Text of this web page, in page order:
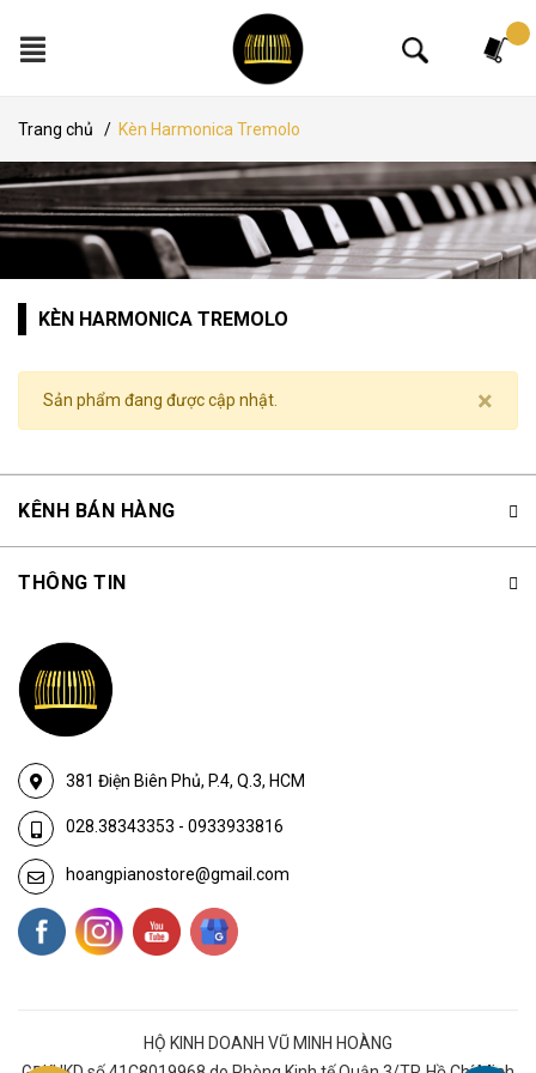
Trang chủ / Kèn Harmonica Tremolo
KÈN HARMONICA TREMOLO
×
Sản phẩm đang được cập nhật.
KÊNH BÁN HÀNG
381 Điện Biên Phủ, P.4, Q.3, HCM
028.38343353 - 0933933816
hoangpianostore@gmail.com
THÔNG TIN
HỘ KINH DOANH VŨ MINH HOÀNG